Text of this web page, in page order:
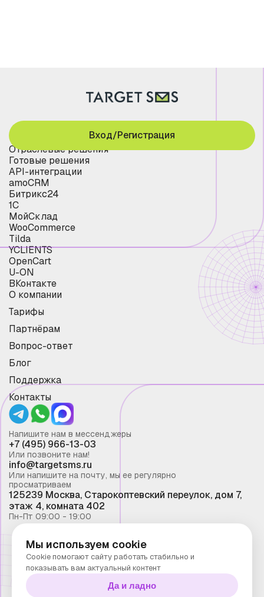
Отраслевые решения
Готовые решения
API-интеграции
amoCRM
Битрикс24
1С
МойСклад
WooCommerce
Tilda
YCLIENTS
OpenCart
U-ON
ВКонтакте
О компании
Тарифы
Партнёрам
Вопрос-ответ
Блог
Поддержка
Контакты
Вход/Регистрация
Напишите нам в мессенджеры
+7 (495) 966-13-03
Или позвоните нам!
info@targetsms.ru
Или напишите на почту, мы ее регулярно
просматриваем
125239 Москва, Старокоптевский переулок, дом 7,
этаж 4, комната 402
Пн-Пт 09:00 - 19:00
Смс рассылка 2026 ©
Запрещено копирование материалов сайта без
письменного разрешения ООО "Таргет Телеком"
Политика конфиденциальности
Мы используем cookie
Cookie помогают сайту работать стабильно и
показывать вам актуальный контент
Да и ладно